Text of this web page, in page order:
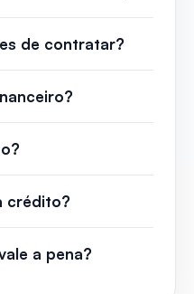
de contratar?
crédito?
a pena?